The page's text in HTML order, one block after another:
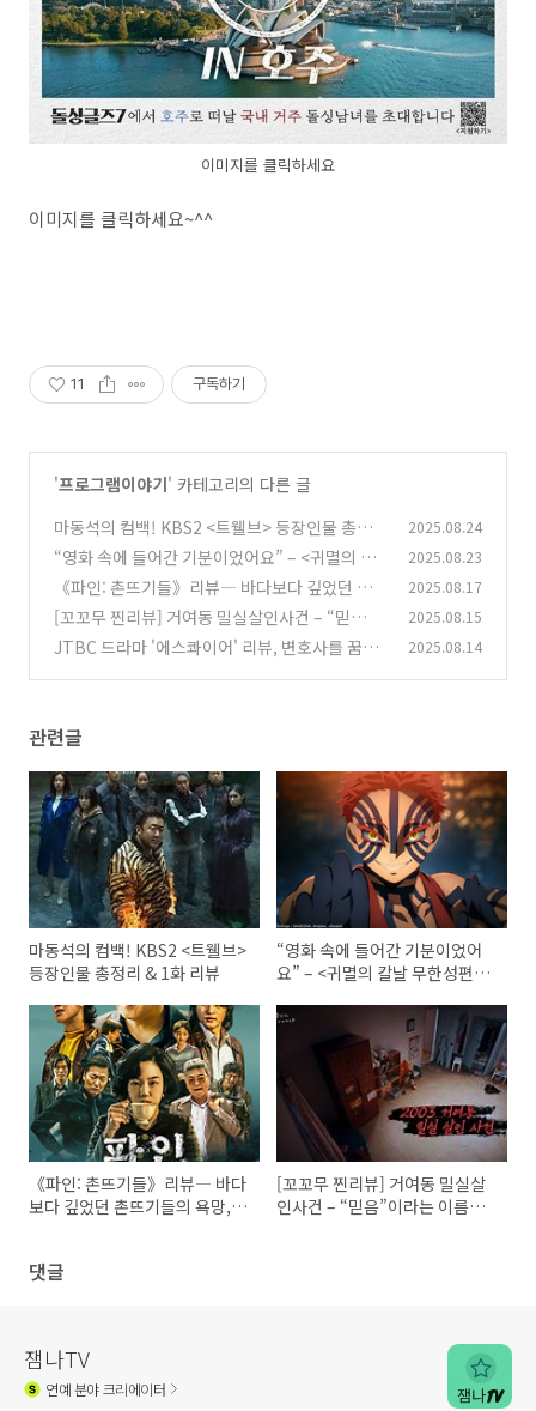
이미지를 클릭하세요
이미지를 클릭하세요~^^
11 구독하기
'프로그램이야기' 카테고리의 다른 글
마동석의 컴백! KBS2 <트웰브> 등장인물 총정
리 & 1화 리뷰
(8)
2025.08.24
“영화 속에 들어간 기분이었어요” – <귀멸의 칼
날 무한성편> 리클라이너관 관람 후기
(4)
2025.08.23
《파인: 촌뜨기들》리뷰― 바다보다 깊었던 촌
뜨기들의 욕망, 배신, 그리고 마지막 결말까지
5)
2025.08.17
[꼬꼬무 찐리뷰] 거여동 밀실살인사건 – “믿
음”이라는 이름의 배신
(11)
2025.08.15
JTBC 드라마 '에스콰이어' 리뷰, 변호사를 꿈꾸
2025.08.14
관련글
마동석의 컴백! KBS2 <트웰브>
등장인물 총정리 & 1화 리뷰
“영화 속에 들어간 기분이었어
요” – <귀멸의 칼날 무한성편>
《파인: 촌뜨기들》리뷰― 바다
보다 깊었던 촌뜨기들의 욕망,
[꼬꼬무 찐리뷰] 거여동 밀실살
인사건 – “믿음”이라는 이름의
댓글
잼나TV
연예분야 크리에이터